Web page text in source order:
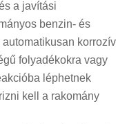
a javítási
benzin- és
korrozív
folyadékokra vagy
léphetnek
kell a rakomány